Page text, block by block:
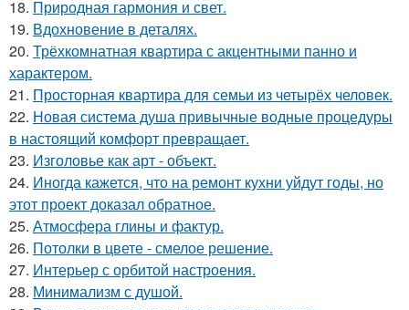
18. Природная гармония и свет.
19. Вдохновение в деталях.
20. Трёхкомнатная квартира с акцентными панно и
характером.
21. Просторная квартира для семьи из четырёх человек.
22. Новая система душа привычные водные процедуры
в настоящий комфорт превращает.
23. Изголовье как арт - объект.
24. Иногда кажется, что на ремонт кухни уйдут годы, но
этот проект доказал обратное.
25. Атмосфера глины и фактур.
26. Потолки в цвете - смелое решение.
27. Интерьер с орбитой настроения.
28. Минимализм с душой.